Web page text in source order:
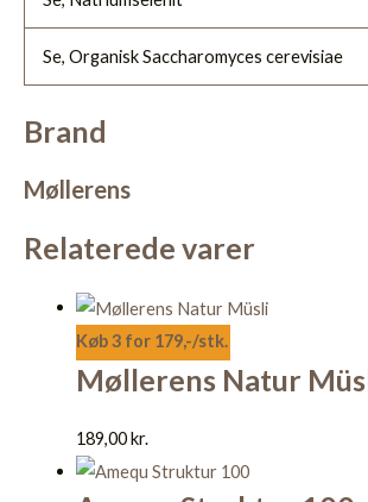
Se, Organisk Saccharomyces cerevisiae
Brand
Møllerens
Relaterede varer
Køb 3 for 179,-/stk.
Møllerens Natur
189,00kr.